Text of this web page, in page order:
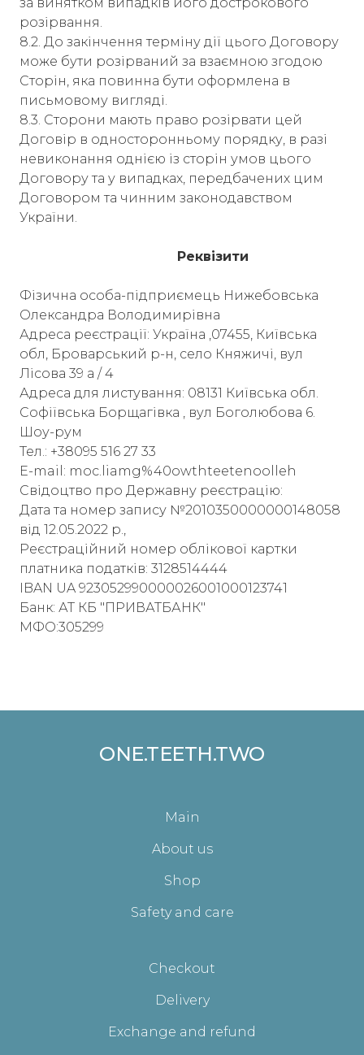
розірвання.
8.2. До закінчення терміну дії цього Договору
може бути розірваний за взаємною згодою
Сторін, яка повинна бути оформлена в
письмовому вигляді.
8.3. Сторони мають право розірвати цей
Договір в односторонньому порядку, в разі
невиконання однією із сторін умов цього
Договору та у випадках, передбачених цим
Договором та чинним законодавством
України.
Реквізити
Фізична особа-підприємець Нижебовська
Олександра Володимирівна
Адреса реєстрації: Україна ,07455, Київська
обл, Броварський р-н, село Княжичі, вул
Лісова 39 а / 4
Адреса для листування: 08131 Київська обл.
Софіївська Борщагівка , вул Боголюбова 6.
Шоу-рум
Тел.: +38095 516 27 33
E-mail: moc.liamg%40owthteetenoolleh
Свідоцтво про Державну реєстрацію:
Дата та номер запису №2010350000000148058
від 12.05.2022 р.,
Реєстраційний номер облікової картки
платника податків: 3128514444
IBAN UA 923052990000026001000123741
Банк: АТ КБ "ПРИВАТБАНК"
МФО:305299
ONE.TEETH.TWO
Main
About us
Shop
Safety and care
Checkout
Delivery
Exchange and refund